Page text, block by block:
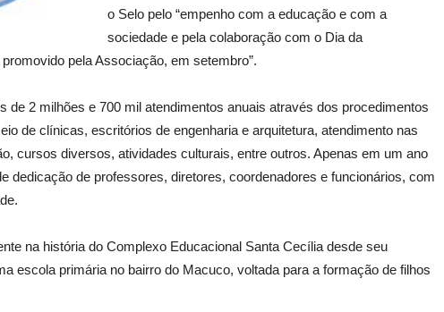
o Selo pelo “empenho com a educação e com a
sociedade e pela colaboração com o Dia da
pela Associação, em setembro”.
de 2 milhões e 700 mil atendimentos anuais através dos procedimentos
de clínicas, escritórios de engenharia e arquitetura, atendimento nas
cursos diversos, atividades culturais, entre outros. Apenas em um ano
dedicação de professores, diretores, coordenadores e funcionários, com
na história do Complexo Educacional Santa Cecília desde seu
escola primária no bairro do Macuco, voltada para a formação de filhos